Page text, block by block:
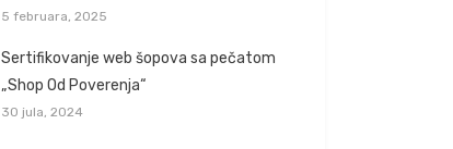
5 februara, 2025
Sertifikovanje web šopova sa pečatom
„Shop Od Poverenja“
30 jula, 2024